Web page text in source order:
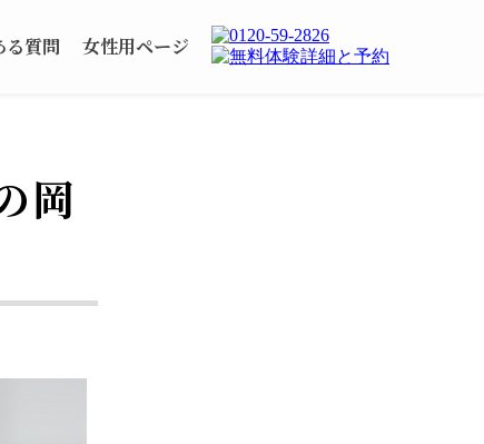
る質問 女性用ページ
岡